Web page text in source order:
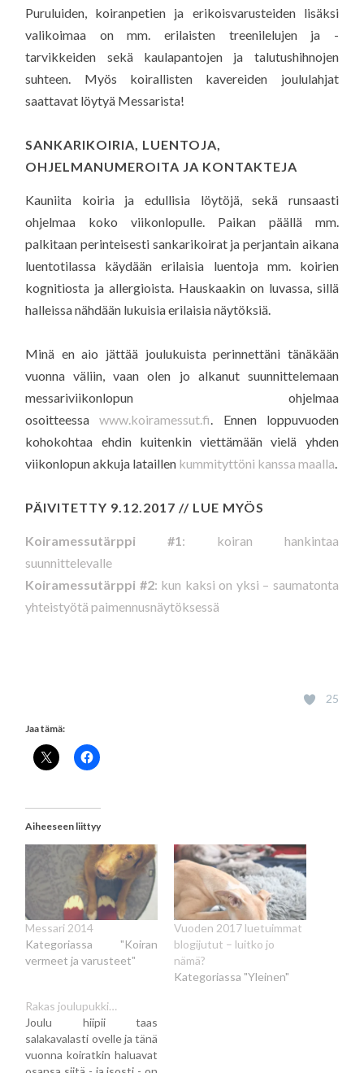
Puruluiden, koiranpetien ja erikoisvarusteiden lisäksi
valikoimaa on mm. erilaisten treenilelujen ja -
tarvikkeiden sekä kaulapantojen ja talutushihnojen
suhteen. Myös koirallisten kavereiden joululahjat
saattavat löytyä Messarista!
SANKARIKOIRIA, LUENTOJA,
OHJELMANUMEROITA JA KONTAKTEJA
Kauniita koiria ja edullisia löytöjä, sekä runsaasti
ohjelmaa koko viikonlopulle. Paikan päällä mm.
palkitaan perinteisesti sankarikoirat ja perjantain aikana
luentotilassa käydään erilaisia luentoja mm. koirien
kognitiosta ja allergioista. Hauskaakin on luvassa, sillä
halleissa nähdään lukuisia erilaisia näytöksiä.
Minä en aio jättää joulukuista perinnettäni tänäkään
vuonna väliin, vaan olen jo alkanut suunnittelemaan
messariviikonlopun ohjelmaa
osoitteessawww.koiramessut.fi. Ennen loppuvuoden
kohokohtaa ehdin kuitenkin viettämään vielä yhden
viikonlopun akkuja lataillen kummityttöni kanssa maalla.
PÄIVITETTY 9.12.2017 // LUE MYÖS
Koiramessutärppi #1: koiran hankintaa
suunnittelevalle
Koiramessutärppi #2: kun kaksi on yksi – saumatonta
yhteistyötä paimennusnäytöksessä
25
Jaa tämä:
Aiheeseen liittyy
Messari 2014
Kategoriassa "Koiran
vermeet ja varusteet"
Vuoden 2017 luetuimmat
blogijutut – luitko jo
nämä?
Kategoriassa "Yleinen"
Rakas joulupukki…
Joulu hiipii taas
salakavalasti ovelle ja tänä
vuonna koiratkin haluavat